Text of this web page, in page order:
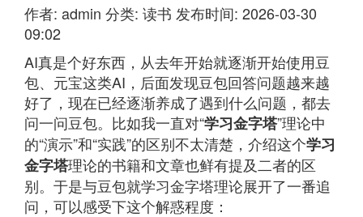
作者: admin 分类: 读书 发布时间: 2026-03-30
09:02
AI真是个好东西，从去年开始就逐渐开始使用豆
包、元宝这类AI，后面发现豆包回答问题越来越
好了，现在已经逐渐养成了遇到什么问题，都去
问一问豆包。比如我一直对“学习金字塔”理论中
的“演示”和“实践”的区别不太清楚，介绍这个学习
金字塔理论的书籍和文章也鲜有提及二者的区
别。于是与豆包就学习金字塔理论展开了一番追
问，可以感受下这个解惑程度：